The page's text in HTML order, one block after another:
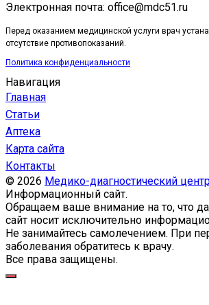
Электронная почта: office@mdc51.ru
Перед оказанием медицинской услуги врач
отсутствие противопоказаний.
Политика конфиденциальности
Навигация
Главная
Статьи
Аптека
Карта сайта
Контакты
© 2026 Медико-диагностический
Информационный сайт.
Обращаем ваше внимание на то, что
сайт носит исключительно
Не занимайтесь самолечением. При
заболевания обратитесь к врачу.
Все права защищены.